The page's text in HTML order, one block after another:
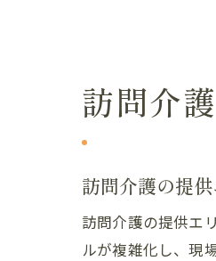
訪問介
訪問介護の提
訪問介護の提供エ
ルが複雑化し、現